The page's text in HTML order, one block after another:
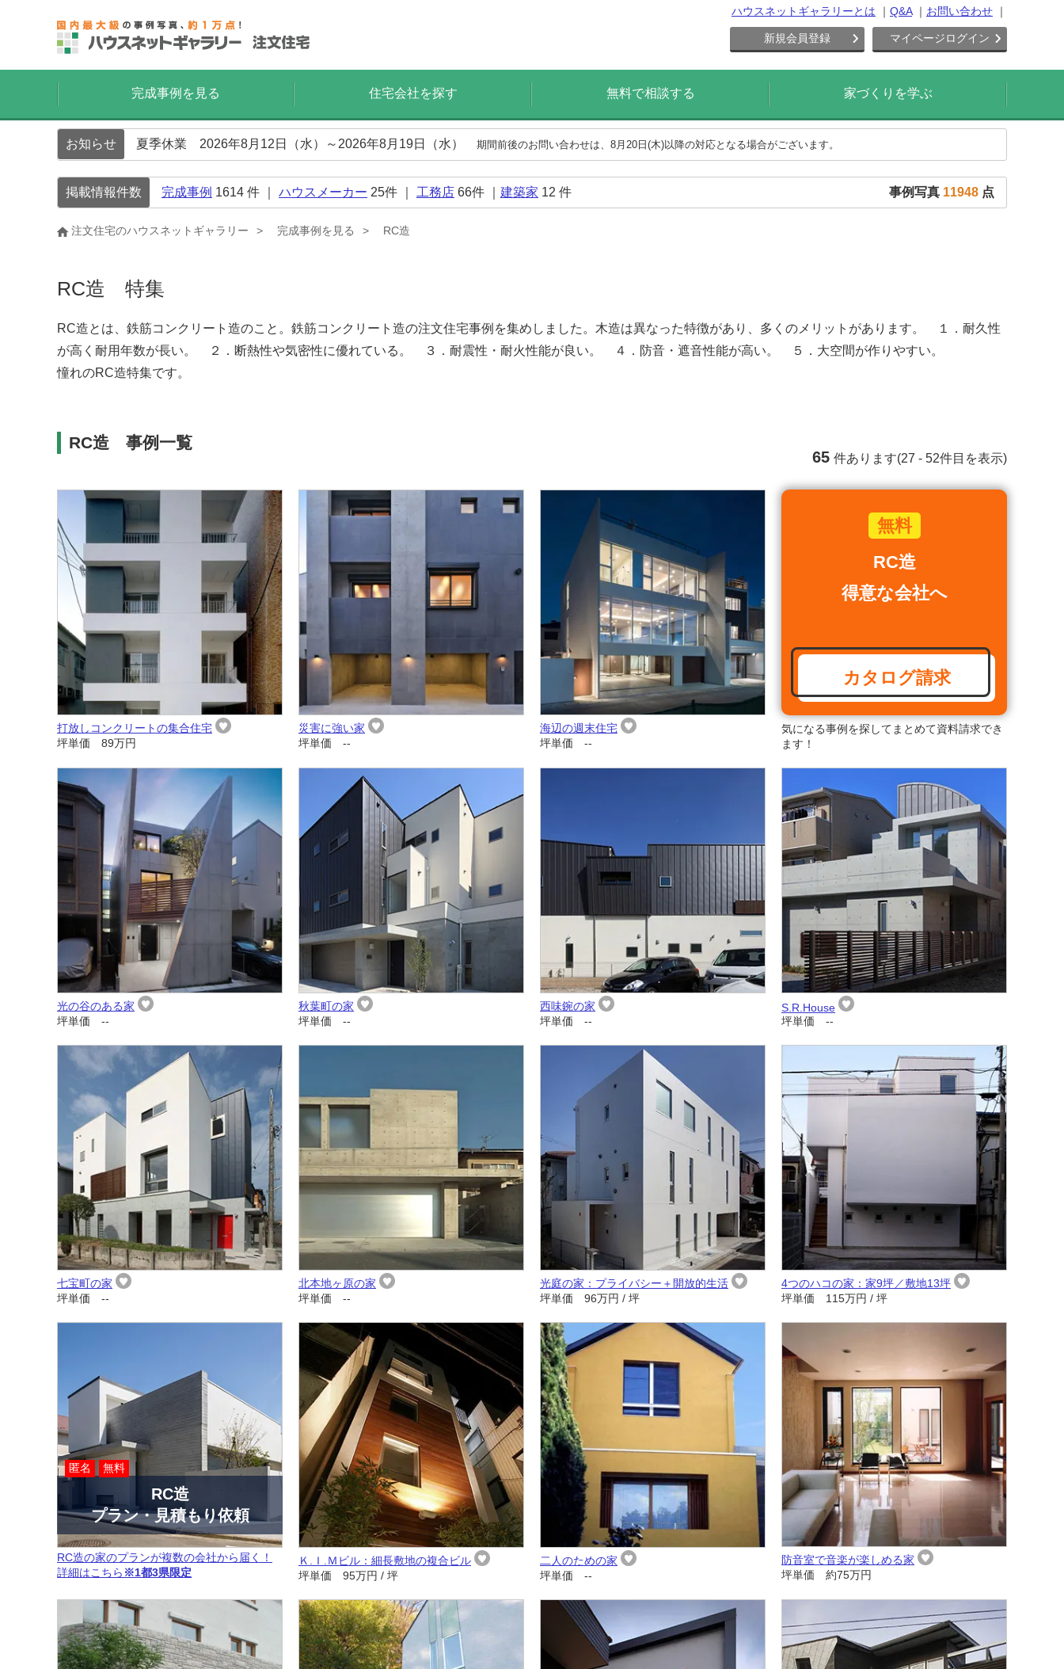
ハウスネットギャラリーとは Q&A お問い合わせ
新規会員登録 マイページログイン
完成事例を見る 住宅会社を探す 無料で相談する 家づくりを学ぶ
お知らせ 夏季休業 2026年8月12日（水）～2026年8月19日（水） 期間前後のお問い合わせは、8月20日(木)以降の対応となる場合がございます。
掲載情報件数 完成事例 1614 件 ｜ ハウスメーカー 25件 ｜ 工務店 66件 ｜ 建築家 12 件 事例写真 11948 点
注文住宅のハウスネットギャラリー 完成事例を見る RC造
RC造 特集
RC造とは、鉄筋コンクリート造のこと。鉄筋コンクリート造の注文住宅事例を集めしました。木造は異なった特徴があり、多くのメリットがあります。 １．耐久性
が高く耐用年数が長い。 ２．断熱性や気密性に優れている。 ３．耐震性・耐火性能が良い。 ４．防音・遮音性能が高い。 ５．大空間が作りやすい。
憧れのRC造特集です。
RC造 事例一覧
65 件あります(27 - 52件目を表示)
打放しコンクリートの集合住宅
坪単価 89万円
災害に強い家
坪単価 --
海辺の週末住宅
坪単価 --
RC造
得意な会社へ
カタログ請求
気になる事例を探してまとめて資料請求でき
ます！
光の谷のある家
坪単価 --
秋葉町の家
坪単価 --
西味鋺の家
坪単価 --
S.R.House
坪単価 --
七宝町の家
坪単価 --
北本地ヶ原の家
坪単価 --
光庭の家：プライバシー＋開放的生活
坪単価 96万円 / 坪
4つのハコの家：家9坪／敷地13坪
坪単価 115万円 / 坪
匿名 無料
RC造
プラン・見積もり依頼
RC造の家のプランが複数の会社から届く！
詳細はこちら ※1都3県限定
Ｋ.Ｉ.Ｍビル：細長敷地の複合ビル
坪単価 95万円 / 坪
二人のための家
坪単価 --
防音室で音楽が楽しめる家
坪単価 約75万円